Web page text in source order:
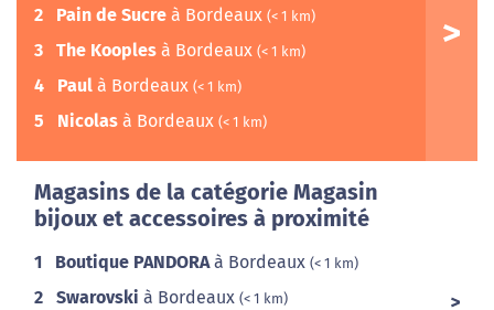
2 Pain de Sucre à Bordeaux (< 1 km)
3 The Kooples à Bordeaux (< 1 km)
4 Paul à Bordeaux (< 1 km)
5 Nicolas à Bordeaux (< 1 km)
Magasins de la catégorie Magasin
bijoux et accessoires à proximité
1 Boutique PANDORAà Bordeaux (< 1 km)
2 Swarovski à Bordeaux (< 1 km)